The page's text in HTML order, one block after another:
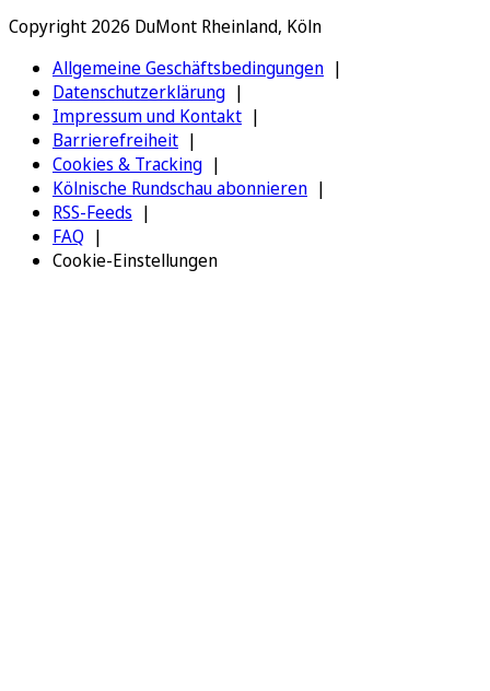
Copyright 2026 DuMont Rheinland, Köln
Allgemeine Geschäftsbedingungen
Datenschutzerklärung
Impressum und Kontakt
Barrierefreiheit
Cookies & Tracking
Kölnische Rundschau abonnieren
RSS-Feeds
FAQ
Cookie-Einstellungen